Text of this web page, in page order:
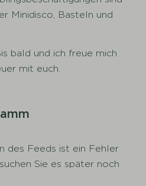
Minidisco, Basteln und
bald und ich freue mich
mit euch.
des Feeds ist ein Fehler
Sie es später noch